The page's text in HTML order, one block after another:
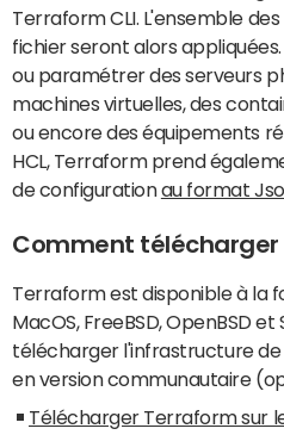
Terraform CLI. L'ensemble
fichier seront alors
ou paramétrer des serveurs
machines virtuelles, des
ou encore des équipements
HCL, Terraform prend
de configurationau format
Comment télécharger
Terraform est disponible à la
MacOS, FreeBSD, OpenBSD
télécharger l'infrastructure
en version communautaire
Télécharger Terraform sur